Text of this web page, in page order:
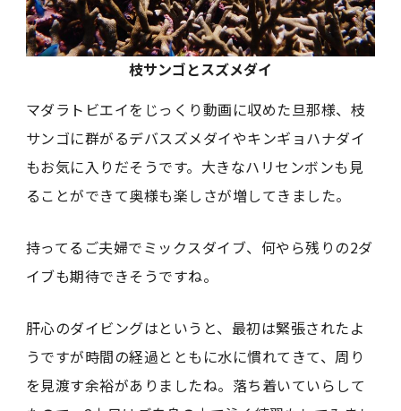
枝サンゴとスズメダイ
マダラトビエイをじっくり動画に収めた旦那様、枝
サンゴに群がるデバスズメダイやキンギョハナダイ
もお気に入りだそうです。大きなハリセンボンも見
ることができて奥様も楽しさが増してきました。
持ってるご夫婦でミックスダイブ、何やら残りの2ダ
イブも期待できそうですね。
肝心のダイビングはというと、最初は緊張されたよ
うですが時間の経過とともに水に慣れてきて、周り
を見渡す余裕がありましたね。落ち着いていらして